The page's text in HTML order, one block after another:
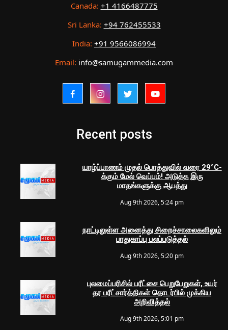
Canada: +1 4166487775
Sri Lanka: +94 762455533
India: +91 9566086994
Email: info@samugammedia.com
Recent posts
யாழ்ப்பாணம் முதல் பொத்துவில் வரை 29°C-
க்கும் மேல் வெப்பம்! அடுத்த இரு
மாதங்களுக்கு ஆபத்து
Aug 9th 2026, 5:24 pm
நாட்டிலுள்ள அனைத்து சிறைச்சாலைகளிலும்
பாதுகாப்பு பலப்படுத்தல்
Aug 9th 2026, 5:20 pm
புலமைப்பரிசில் பரீட்சை பெறுபேறுகள், உயர்
தர பரீட்சார்த்திகள் தொடர்பில் முக்கிய
அறிவித்தல்
Aug 9th 2026, 5:01 pm